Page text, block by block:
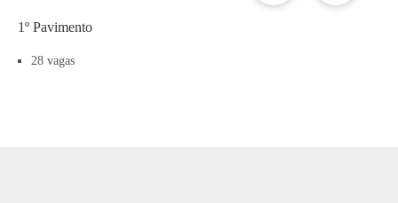
1º Pavimento
28 vagas